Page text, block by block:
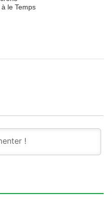
le Temps